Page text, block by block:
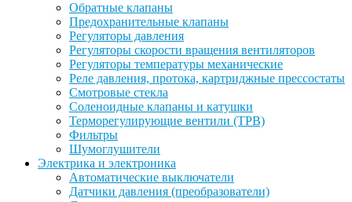
Обратные клапаны
Предохранительные клапаны
Регуляторы давления
Регуляторы скорости вращения вентиляторов
Регуляторы температуры механические
Реле давления, протока, картриджные прессостаты
Смотровые стекла
Соленоидные клапаны и катушки
Терморегулирующие вентили (ТРВ)
Фильтры
Шумоглушители
Электрика и электроника
Автоматические выключатели
Датчики давления (преобразователи)